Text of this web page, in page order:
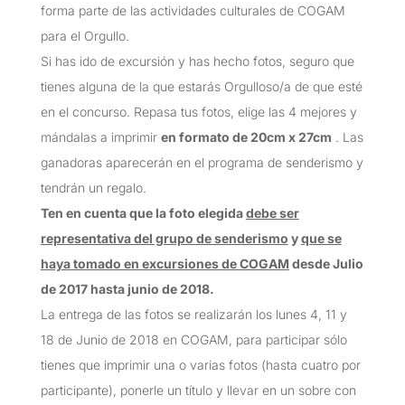
forma parte de las actividades culturales de COGAM
para el Orgullo.
Si has ido de excursión y has hecho fotos, seguro que
tienes alguna de la que estarás Orgulloso/a de que esté
en el concurso. Repasa tus fotos, elige las 4 mejores y
mándalas a imprimir en formato de 20cm x 27cm . Las
ganadoras aparecerán en el programa de senderismo y
tendrán un regalo.
Ten en cuenta que la foto elegidadebe ser
representativa del grupo de senderismo yque se
haya tomado en excursiones de COGAM desde Julio
de 2017 hasta junio de 2018.
La entrega de las fotos se realizarán los lunes 4, 11 y
18 de Junio de 2018 en COGAM, para participar sólo
tienes que imprimir una o varias fotos (hasta cuatro por
participante), ponerle un título y llevar en un sobre con